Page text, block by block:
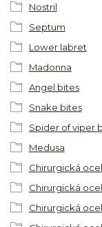
Nostril
Septum
Lower labret
Madonna
Angel bites
Snake bites
Spider of viper
Medusa
Chirurgická ocel
Chirurgická
Chirurgická